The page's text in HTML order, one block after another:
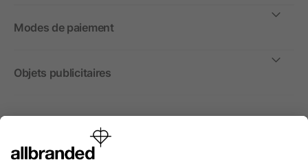
Modes de paiement
Objets publicitaires
International